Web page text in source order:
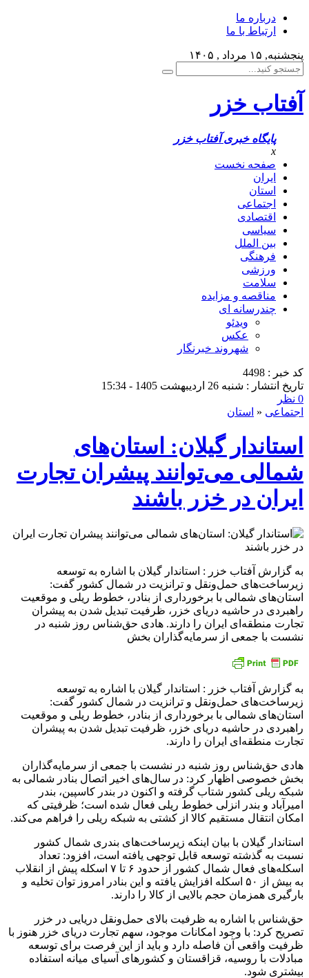
درباره ما
ارتباط با ما
پنجشنبه, ۱۵ مرداد , ۱۴۰۵
آفتاب خزر
پایگاه خبری آفتاب خزر
x
صفحه نخست
ایران
استان
اجتماعی
اقتصادی
سیاسی
بین الملل
فرهنگی
ورزشی
سلامت
مناقصه و مزایده
چندرسانه ای
ویدئو
عکس
شهروند خبرنگار
کد خبر : 4498
تاریخ انتشار : شنبه 26 اردیبهشت 1405 - 15:34
0 نظر
اجتماعی « استان
استاندار گیلان: استان‌های
شمالی می‌توانند پیشران تجارت
ایران در خزر باشند
به گزارش آفتاب خزر : استاندار گیلان با اشاره به توسعه
زیرساخت‌های حمل‌ونقل و ترانزیت در شمال کشور گفت:
استان‌های شمالی با برخورداری از بنادر، خطوط ریلی و موقعیت
راهبردی در حاشیه دریای خزر، ظرفیت تبدیل شدن به پیشران
تجارت منطقه‌ای ایران را دارند. هادی حق‌شناس روز شنبه در
نشست با جمعی از سرمایه‌گذاران بخش
به گزارش آفتاب خزر : استاندار گیلان با اشاره به توسعه
زیرساخت‌های حمل‌ونقل و ترانزیت در شمال کشور گفت:
استان‌های شمالی با برخورداری از بنادر، خطوط ریلی و موقعیت
راهبردی در حاشیه دریای خزر، ظرفیت تبدیل شدن به پیشران
تجارت منطقه‌ای ایران را دارند.
هادی حق‌شناس روز شنبه در نشست با جمعی از سرمایه‌گذاران
بخش خصوصی اظهار کرد: در سال‌های اخیر اتصال بنادر شمالی به
شبکه ریلی کشور شتاب گرفته و اکنون در بندر کاسپین، بندر
امیرآباد و بندر انزلی خطوط ریلی فعال شده است؛ ظرفیتی که
امکان انتقال مستقیم کالا از کشتی به شبکه ریلی را فراهم می‌کند.
استاندار گیلان با بیان اینکه زیرساخت‌های بندری شمال کشور
نسبت به گذشته توسعه قابل توجهی یافته است، افزود: تعداد
اسکله‌های فعال شمال کشور از حدود ۶ تا ۷ اسکله پیش از انقلاب
به بیش از ۵۰ اسکله افزایش یافته و این بنادر امروز توان تخلیه و
بارگیری همزمان حجم بالایی از کالا را دارند.
حق‌شناس با اشاره به ظرفیت بالای حمل‌ونقل دریایی در خزر
تصریح کرد: با وجود امکانات موجود، سهم تجارت دریای خزر هنوز با
ظرفیت واقعی آن فاصله دارد و باید از این فرصت برای توسعه
مبادلات با روسیه، قزاقستان و کشورهای آسیای میانه استفاده
بیشتری شود.